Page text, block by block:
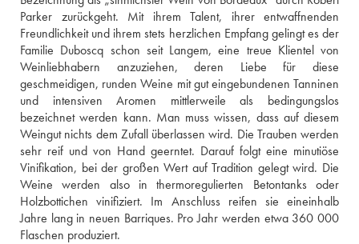
Parker zurückgeht. Mit ihrem Talent, ihrer entwaffnenden
Freundlichkeit und ihrem stets herzlichen Empfang gelingt es der
Familie Duboscq schon seit Langem, eine treue Klientel von
Weinliebhabern anzuziehen, deren Liebe für diese
geschmeidigen, runden Weine mit gut eingebundenen Tanninen
und intensiven Aromen mittlerweile als bedingungslos
bezeichnet werden kann. Man muss wissen, dass auf diesem
Weingut nichts dem Zufall überlassen wird. Die Trauben werden
sehr reif und von Hand geerntet. Darauf folgt eine minutiöse
Vinifikation, bei der großen Wert auf Tradition gelegt wird. Die
Weine werden also in thermoregulierten Betontanks oder
Holzbottichen vinifiziert. Im Anschluss reifen sie eineinhalb
Jahre lang in neuen Barriques. Pro Jahr werden etwa 360 000
Flaschen produziert.